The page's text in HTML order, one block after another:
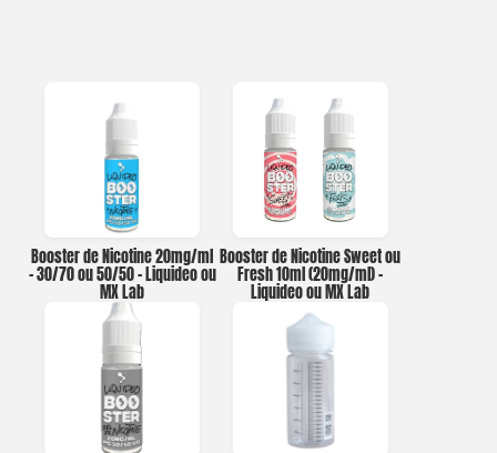
Booster de Nicotine 20mg/ml
– 30/70 ou 50/50 – Liquideo ou
MX Lab
Booster de Nicotine Sweet ou
Fresh 10ml (20mg/ml) –
Liquideo ou MX Lab